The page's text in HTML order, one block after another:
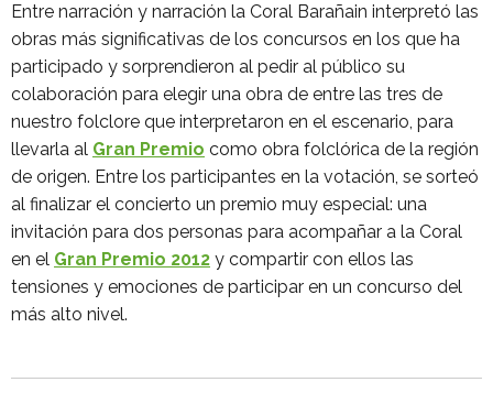
Entre narración y narración la Coral Barañain interpretó las
obras más significativas de los concursos en los que ha
participado y sorprendieron al pedir al público su
colaboración para elegir una obra de entre las tres de
nuestro folclore que interpretaron en el escenario, para
llevarla al Gran Premio como obra folclórica de la región
de origen. Entre los participantes en la votación, se sorteó
al finalizar el concierto un premio muy especial: una
invitación para dos personas para acompañar a la Coral
en el Gran Premio 2012 y compartir con ellos las
tensiones y emociones de participar en un concurso del
más alto nivel.